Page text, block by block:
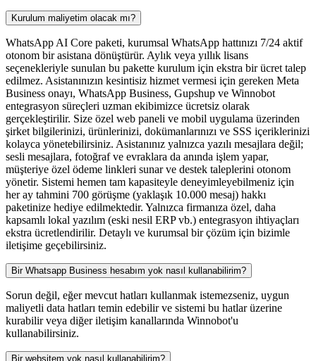
Kurulum maliyetim olacak mı?
WhatsApp AI Core paketi, kurumsal WhatsApp hattınızı 7/24 aktif
otonom bir asistana dönüştürür. Aylık veya yıllık lisans
seçenekleriyle sunulan bu pakette kurulum için ekstra bir ücret talep
edilmez. Asistanınızın kesintisiz hizmet vermesi için gereken Meta
Business onayı, WhatsApp Business, Gupshup ve Winnobot
entegrasyon süreçleri uzman ekibimizce ücretsiz olarak
gerçekleştirilir. Size özel web paneli ve mobil uygulama üzerinden
şirket bilgilerinizi, ürünlerinizi, dokümanlarınızı ve SSS içeriklerinizi
kolayca yönetebilirsiniz. Asistanınız yalnızca yazılı mesajlara değil;
sesli mesajlara, fotoğraf ve evraklara da anında işlem yapar,
müşteriye özel ödeme linkleri sunar ve destek taleplerini otonom
yönetir. Sistemi hemen tam kapasiteyle deneyimleyebilmeniz için
her ay tahmini 700 görüşme (yaklaşık 10.000 mesaj) hakkı
paketinize hediye edilmektedir. Yalnızca firmanıza özel, daha
kapsamlı lokal yazılım (eski nesil ERP vb.) entegrasyon ihtiyaçları
ekstra ücretlendirilir. Detaylı ve kurumsal bir çözüm için bizimle
iletişime geçebilirsiniz.
Bir Whatsapp Business hesabım yok nasıl kullanabilirim?
Sorun değil, eğer mevcut hatları kullanmak istemezseniz, uygun
maliyetli data hatları temin edebilir ve sistemi bu hatlar üzerine
kurabilir veya diğer iletişim kanallarında Winnobot'u
kullanabilirsiniz.
Bir websitem yok nasıl kullanabilirim?